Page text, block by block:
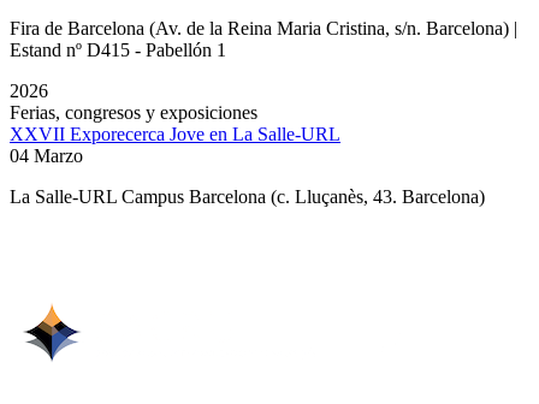
Fira de Barcelona (Av. de la Reina Maria Cristina, s/n. Barcelona) |
Estand nº D415 - Pabellón 1
2026
Ferias, congresos y exposiciones
XXVII Exporecerca Jove en La Salle-URL
04 Marzo
La Salle-URL Campus Barcelona (c. Lluçanès, 43. Barcelona)